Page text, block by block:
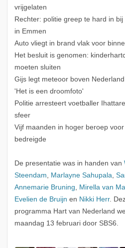
vrijgelaten
Rechter: politie greep te hard in
in Emmen
Auto vliegt in brand vlak voor
Het besluit is genomen:
moeten sluiten
Gijs legt meteoor boven
'Het is een droomfoto'
Politie arresteert voetballer
sfeer
Vijf maanden in hoger beroep
bedreigde
De presentatie was in handen van
Steendam, Marlayne Sahupala,
Annemarie Bruning, Mirella van
Evelien de Bruijn en Nikki Herr.
programma Hart van Nederland
maandag 13 februari door SBS6.